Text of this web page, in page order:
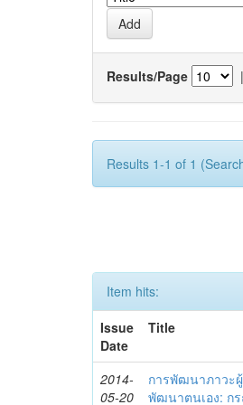
Results/Page |
Results 1-1 of 1
Item hits:
Issue
Date
Title
2014-
05-20
การพัฒนาภาวะ
พัฒนาตนเอง: ก